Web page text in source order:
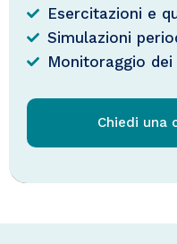
Esercitazioni e
Simulazioni
Monitoraggio
Chiedi una